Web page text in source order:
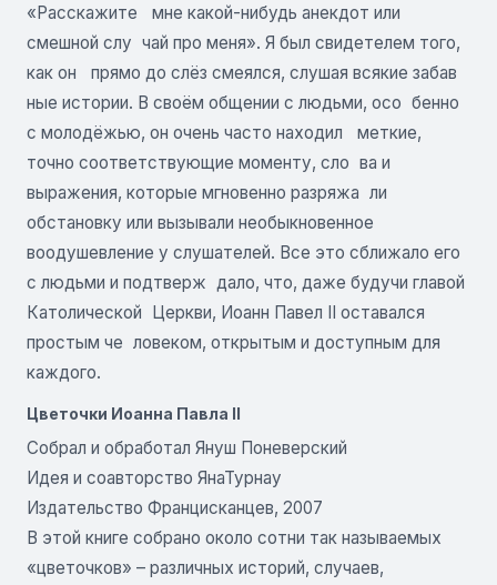
«Расскажите мне какой-нибудь анекдот или
смешной слу чай про меня». Я был свидетелем того,
как он прямо до слёз смеялся, слушая всякие забав
ные истории. В своём общении с людьми, осо бенно
с молодёжью, он очень часто находил меткие,
точно соответствующие моменту, сло ва и
выражения, которые мгновенно разряжа ли
обстановку или вызывали необыкновенное
воодушевление у слушателей. Все это сближало его
с людьми и подтверж дало, что, даже будучи главой
Католической Церкви, Иоанн Павел II оставался
простым че ловеком, открытым и доступным для
каждого.
Цветочки Иоанна Павла II
Собрал и обработал Януш Поневерский
Идея и соавторство ЯнаТурнау
Издательство Францисканцев, 2007
В этой книге собрано около сотни так называемых
«цветочков» – различных историй, случаев,